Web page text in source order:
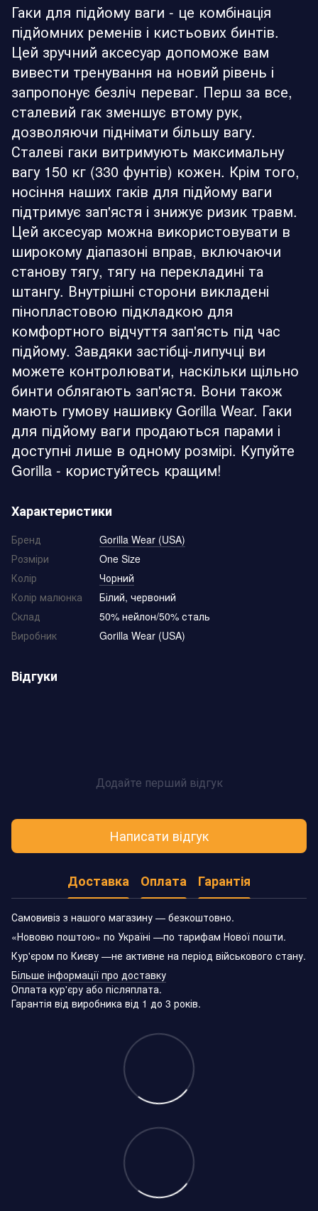
Гаки для підйому ваги - це комбінація
підйомних ременів і кистьових бинтів.
Цей зручний аксесуар допоможе вам
вивести тренування на новий рівень і
запропонує безліч переваг. Перш за все,
сталевий гак зменшує втому рук,
дозволяючи піднімати більшу вагу.
Сталеві гаки витримують максимальну
вагу 150 кг (330 фунтів) кожен. Крім того,
носіння наших гаків для підйому ваги
підтримує зап'ястя і знижує ризик травм.
Цей аксесуар можна використовувати в
широкому діапазоні вправ, включаючи
станову тягу, тягу на перекладині та
штангу. Внутрішні сторони викладені
пінопластовою підкладкою для
комфортного відчуття зап'ясть під час
підйому. Завдяки застібці-липучці ви
можете контролювати, наскільки щільно
бинти облягають зап'ястя. Вони також
мають гумову нашивку Gorilla Wear. Гаки
для підйому ваги продаються парами і
доступні лише в одному розмірі. Купуйте
Gorilla - користуйтесь кращим!
Характеристики
Бренд
Gorilla Wear (USA)
Розміри
One Size
Колір
Чорний
Колір малюнка
Білий, червоний
Склад
50% нейлон/50% сталь
Виробник
Gorilla Wear (USA)
Відгуки
Додайте перший відгук
Написати відгук
Доставка Оплата Гарантія
Самовивіз з нашого магазину — безкоштовно.
«Нововю поштою» по Україні —по тарифам Нової пошти.
Кур'єром по Києву —не активне на період військового стану.
Більше інформації про доставку
Оплата кур'єру або післяплата.
Гарантія від виробника від 1 до 3 років.